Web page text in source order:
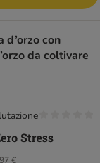
d’orzo con
da coltivare
€